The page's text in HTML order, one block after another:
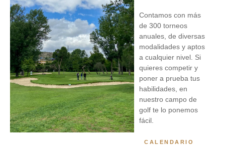
Contamos con más
de 300 torneos
anuales, de diversas
modalidades y aptos
a cualquier nivel. Si
quieres competir y
poner a prueba tus
habilidades, en
nuestro campo de
golf te lo ponemos
fácil.
CALENDARIO